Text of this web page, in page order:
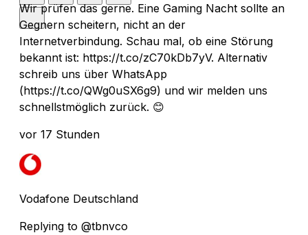
Wir prüfen das gerne. Eine Gaming Nacht sollte an
Gegnern scheitern, nicht an der
Internetverbindung. Schau mal, ob eine Störung
bekannt ist: https://t.co/zC70kDb7yV. Alternativ
schreib uns über WhatsApp
(https://t.co/QWg0uSX6g9) und wir melden uns
schnellstmöglich zurück. 😊
vor 17 Stunden
Vodafone Deutschland
Replying to @tbnvco